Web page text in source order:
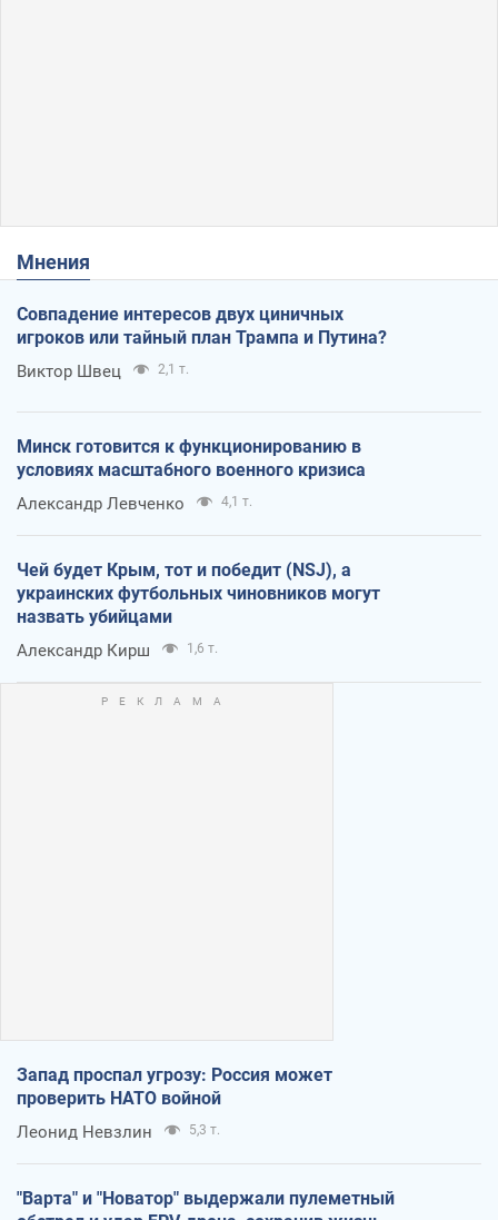
Мнения
Совпадение интересов двух циничных
игроков или тайный план Трампа и Путина?
Виктор Швец 2,1 т.
Минск готовится к функционированию в
условиях масштабного военного кризиса
Александр Левченко 4,1 т.
Чей будет Крым, тот и победит (NSJ), а
украинских футбольных чиновников могут
назвать убийцами
Александр Кирш 1,6 т.
Запад проспал угрозу: Россия может
проверить НАТО войной
Леонид Невзлин 5,3 т.
"Варта" и "Новатор" выдержали пулеметный